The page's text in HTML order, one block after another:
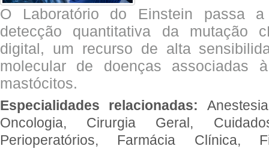
O Laboratório do Einstein passa
detecção quantitativa da mutação
digital, um recurso de alta
molecular de doenças associadas
mastócitos.
Especialidades relacionadas:
Oncologia, Cirurgia Geral,
Perioperatórios, Farmácia Clínica,